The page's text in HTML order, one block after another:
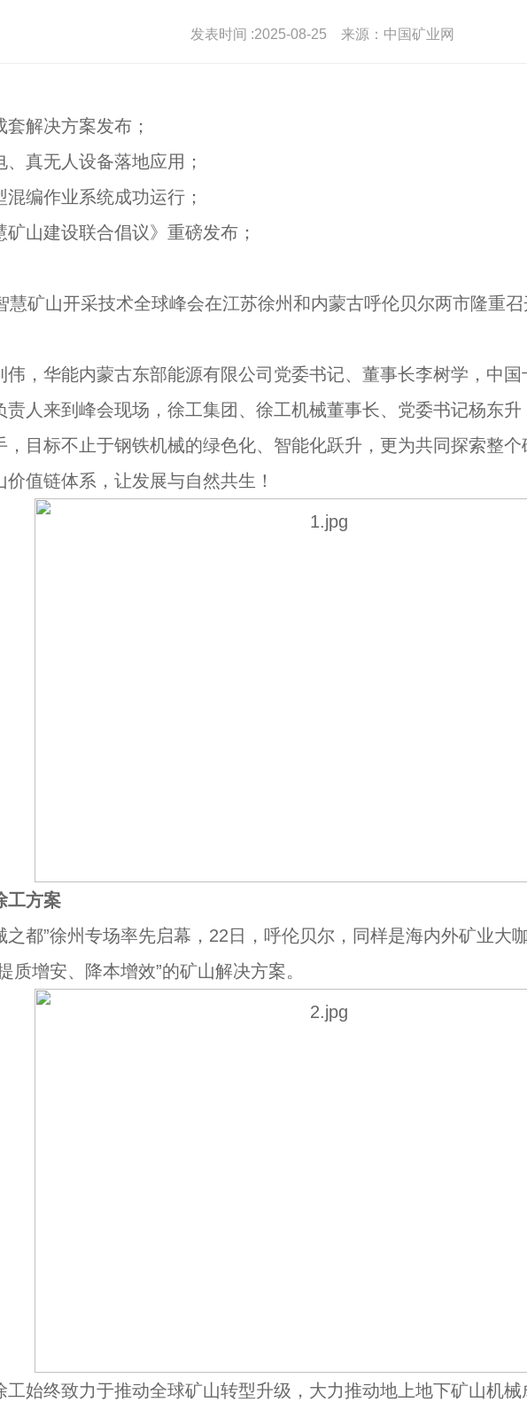
发表时间 :2025-08-25 来源：中国矿业网
解决方案发布；
真无人设备落地应用；
编作业系统成功运行；
山建设联合倡议》重磅发布；
山开采技术全球峰会在江苏徐州和内蒙古呼伦贝尔两市隆重召
华能内蒙古东部能源有限公司党委书记、董事长李树学，中国
人来到峰会现场，徐工集团、徐工机械董事长、党委书记杨东升
标不止于钢铁机械的绿色化、智能化跃升，更为共同探索整个
值链体系，让发展与自然共生！
方案
”徐州专场率先启幕，22日，呼伦贝尔，同样是海内外矿业大
质增安、降本增效”的矿山解决方案。
终致力于推动全球矿山转型升级，大力推动地上地下矿山机械